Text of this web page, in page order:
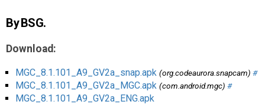
By BSG.
Download:
MGC_8.1.101_A9_GV2a_snap.apk (org.codeaurora.snapcam) #
MGC_8.1.101_A9_GV2a_MGC.apk (com.android.mgc) #
MGC_8.1.101_A9_GV2a_ENG.apk